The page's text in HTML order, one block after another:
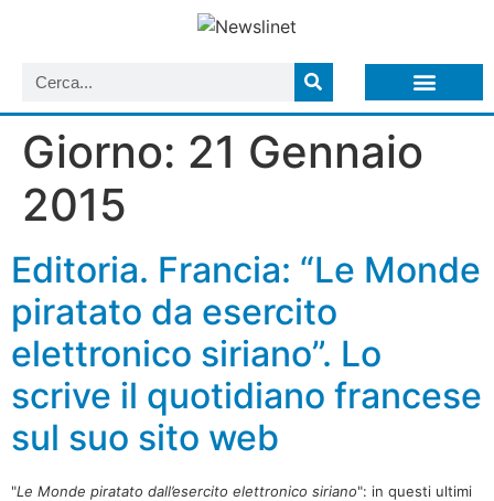
Giorno: 21 Gennaio
2015
Editoria. Francia: “Le Monde
piratato da esercito
elettronico siriano”. Lo
scrive il quotidiano francese
sul suo sito web
"Le Monde piratato dall’esercito elettronico siriano": in questi ultimi